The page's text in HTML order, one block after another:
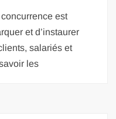
est
et d’instaurer
salariés et
les